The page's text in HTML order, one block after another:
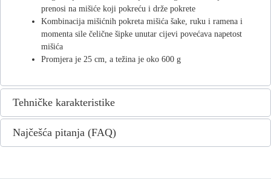
prenosi na mišiće koji pokreću i drže pokrete
Kombinacija mišićnih pokreta mišića šake, ruku i ramena i
momenta sile čelične šipke unutar cijevi povećava napetost
mišića
Promjera je 25 cm, a težina je oko 600 g
Tehničke karakteristike
Najčešća pitanja (FAQ)